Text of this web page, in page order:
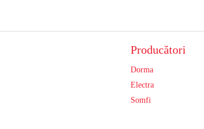
Producători
Dorma
Electra
Somfi